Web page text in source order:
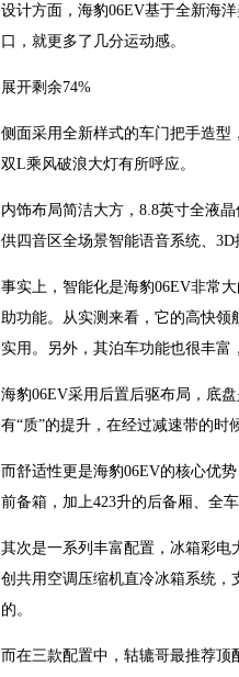
设计方面，海豹06EV基于全新海
口，就更多了几分运动感。
展开剩余74%
侧面采用全新样式的车门把手造
双L乘风破浪大灯有所呼应。
内饰布局简洁大方，8.8英寸全液
供四音区全场景智能语音系统、
事实上，智能化是海豹06EV非常
助功能。从实测来看，它的高快
实用。另外，其泊车功能也很丰
海豹06EV采用后置后驱布局，底
有“质”的提升，在经过减速带的
而舒适性更是海豹06EV的核心优
前备箱，加上423升的后备厢、全
其次是一系列丰富配置，冰箱彩电
创共用空调压缩机直冷冰箱系统
的。
而在三款配置中，轱辘哥最推荐顶